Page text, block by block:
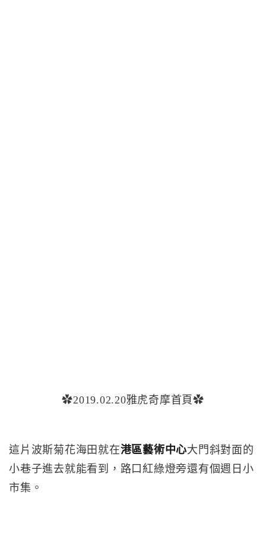
✿2019.02.20雅虎奇摩首頁✿
這片波斯菊花海田就在港區藝術中心大門斜對面的
小巷子進去就能看到，路口紅綠燈旁還有個週日小
市集。